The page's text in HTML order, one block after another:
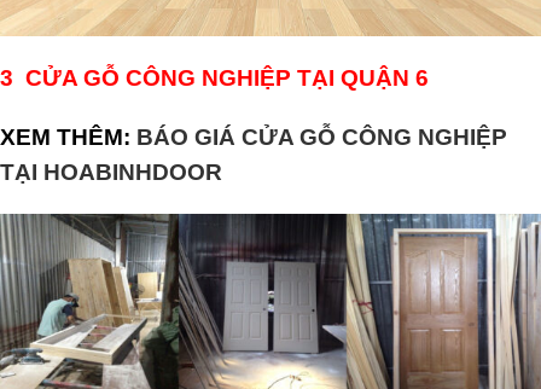
3 CỬA GỖ CÔNG NGHIỆP TẠI QUẬN 6
XEM THÊM: BÁO GIÁ CỬA GỖ CÔNG NGHIỆP
TẠI HOABINHDOOR